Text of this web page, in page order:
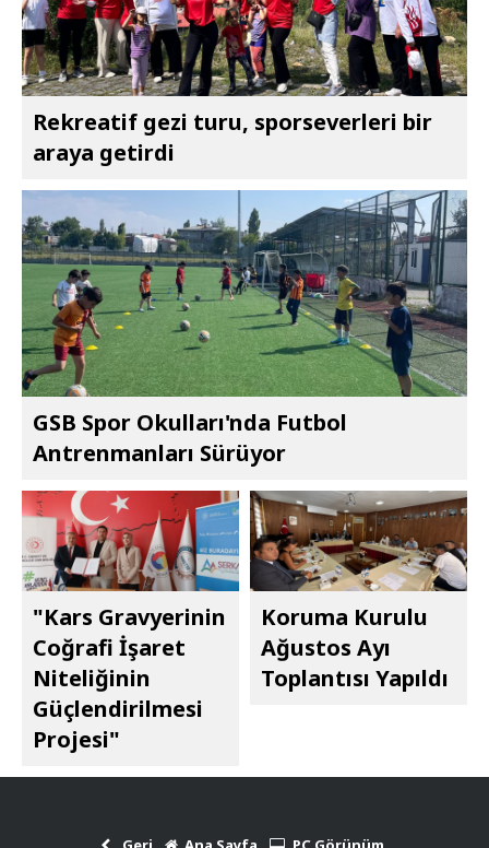
Rekreatif gezi turu, sporseverleri bir
araya getirdi
GSB Spor Okulları'nda Futbol
Antrenmanları Sürüyor
"Kars Gravyerinin
Coğrafi İşaret
Niteliğinin
Güçlendirilmesi
Projesi"
Koruma Kurulu
Ağustos Ayı
Toplantısı Yapıldı